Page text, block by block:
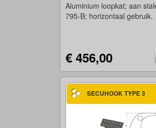
Aluminium loopkat; aan
795-B; horizontaal gebruik.
€ 456,00
SECUHOOK TYPE 3